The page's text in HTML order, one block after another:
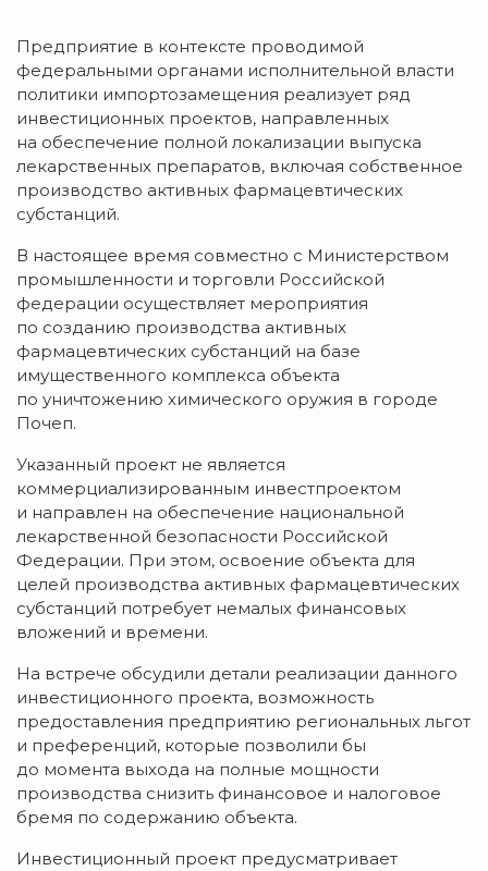
Предприятие в контексте проводимой
федеральными органами исполнительной власти
политики импортозамещения реализует ряд
инвестиционных проектов, направленных
на обеспечение полной локализации выпуска
лекарственных препаратов, включая собственное
производство активных фармацевтических
субстанций.
В настоящее время совместно с Министерством
промышленности и торговли Российской
федерации осуществляет мероприятия
по созданию производства активных
фармацевтических субстанций на базе
имущественного комплекса объекта
по уничтожению химического оружия в городе
Почеп.
Указанный проект не является
коммерциализированным инвестпроектом
и направлен на обеспечение национальной
лекарственной безопасности Российской
Федерации. При этом, освоение объекта для
целей производства активных фармацевтических
субстанций потребует немалых финансовых
вложений и времени.
На встрече обсудили детали реализации данного
инвестиционного проекта, возможность
предоставления предприятию региональных льгот
и преференций, которые позволили бы
до момента выхода на полные мощности
производства снизить финансовое и налоговое
бремя по содержанию объекта.
Инвестиционный проект предусматривает